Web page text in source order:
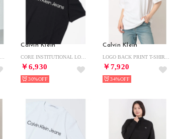
Calvin Klein
￥6,930
30%
Calvin Klein
￥7,920
34%